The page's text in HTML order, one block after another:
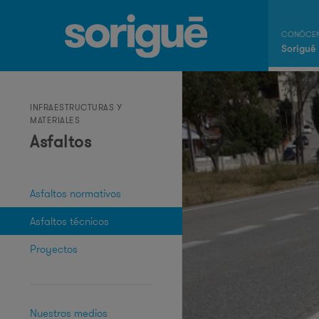
Sorigué
INFRAESTRUCTURAS Y
MATERIALES
Asfaltos
Asfaltos normativos
Asfaltos técnicos
Proyectos
Nuestros medios